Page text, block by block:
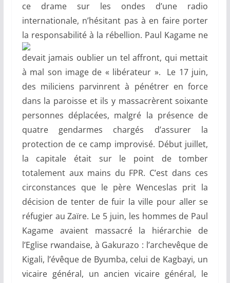
ce drame sur les ondes d’une radio
internationale, n’hésitant pas à en faire porter
la responsabilité à la rébellion. Paul Kagame ne
devait jamais oublier un tel affront, qui mettait
à mal son image de « libérateur ». Le 17 juin,
des miliciens parvinrent à pénétrer en force
dans la paroisse et ils y massacrèrent soixante
personnes déplacées, malgré la présence de
quatre gendarmes chargés d’assurer la
protection de ce camp improvisé. Début juillet,
la capitale était sur le point de tomber
totalement aux mains du FPR. C’est dans ces
circonstances que le père Wenceslas prit la
décision de tenter de fuir la ville pour aller se
réfugier au Zaïre. Le 5 juin, les hommes de Paul
Kagame avaient massacré la hiérarchie de
l’Eglise rwandaise, à Gakurazo : l’archevêque de
Kigali, l’évêque de Byumba, celui de Kagbayi, un
vicaire général, un ancien vicaire général, le